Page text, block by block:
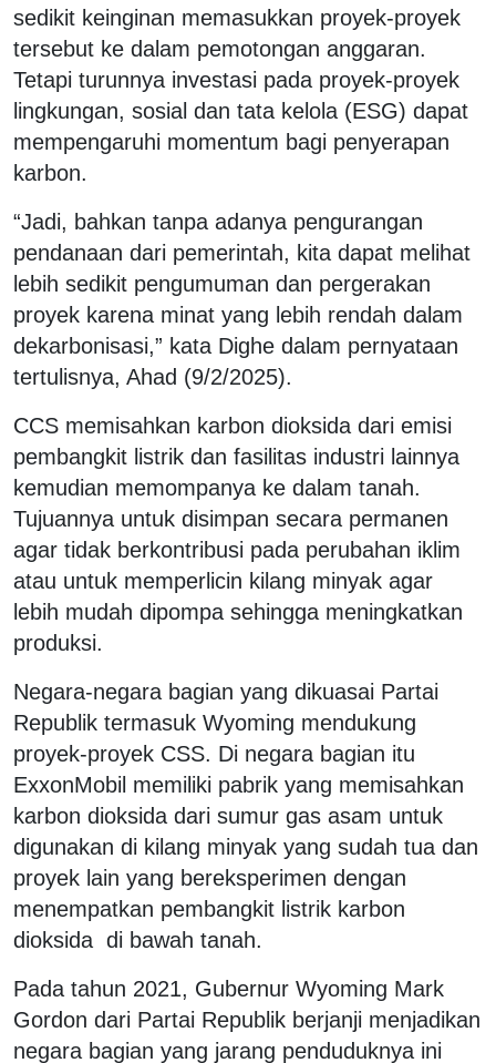
sedikit keinginan memasukkan proyek-proyek
tersebut ke dalam pemotongan anggaran.
Tetapi turunnya investasi pada proyek-proyek
lingkungan, sosial dan tata kelola (ESG) dapat
mempengaruhi momentum bagi penyerapan
karbon.
“Jadi, bahkan tanpa adanya pengurangan
pendanaan dari pemerintah, kita dapat melihat
lebih sedikit pengumuman dan pergerakan
proyek karena minat yang lebih rendah dalam
dekarbonisasi,” kata Dighe dalam pernyataan
tertulisnya, Ahad (9/2/2025).
CCS memisahkan karbon dioksida dari emisi
pembangkit listrik dan fasilitas industri lainnya
kemudian memompanya ke dalam tanah.
Tujuannya untuk disimpan secara permanen
agar tidak berkontribusi pada perubahan iklim
atau untuk memperlicin kilang minyak agar
lebih mudah dipompa sehingga meningkatkan
produksi.
Negara-negara bagian yang dikuasai Partai
Republik termasuk Wyoming mendukung
proyek-proyek CSS. Di negara bagian itu
ExxonMobil memiliki pabrik yang memisahkan
karbon dioksida dari sumur gas asam untuk
digunakan di kilang minyak yang sudah tua dan
proyek lain yang bereksperimen dengan
menempatkan pembangkit listrik karbon
dioksida di bawah tanah.
Pada tahun 2021, Gubernur Wyoming Mark
Gordon dari Partai Republik berjanji menjadikan
negara bagian yang jarang penduduknya ini